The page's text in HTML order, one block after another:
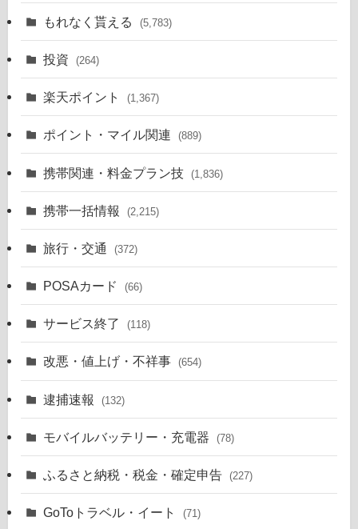
もれなく貰える (5,783)
投資 (264)
楽天ポイント (1,367)
ポイント・マイル関連 (889)
携帯関連・料金プラン技 (1,836)
携帯一括情報 (2,215)
旅行・交通 (372)
POSAカード (66)
サービス終了 (118)
改悪・値上げ・不祥事 (654)
逮捕速報 (132)
モバイルバッテリー・充電器 (78)
ふるさと納税・税金・確定申告 (227)
GoToトラベル・イート (71)